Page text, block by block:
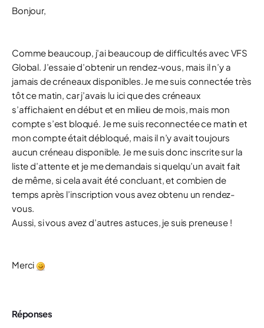
Bonjour,
Comme beaucoup, j’ai beaucoup de difficultés avec VFS
Global. J’essaie d’obtenir un rendez-vous, mais il n’y a
jamais de créneaux disponibles. Je me suis connectée très
tôt ce matin, car j’avais lu ici que des créneaux
s’affichaient en début et en milieu de mois, mais mon
compte s’est bloqué. Je me suis reconnectée ce matin et
mon compte était débloqué, mais il n’y avait toujours
aucun créneau disponible. Je me suis donc inscrite sur la
liste d’attente et je me demandais si quelqu’un avait fait
de même, si cela avait été concluant, et combien de
temps après l’inscription vous avez obtenu un rendez-
vous.
Aussi, si vous avez d’autres astuces, je suis preneuse !
Merci
Réponses